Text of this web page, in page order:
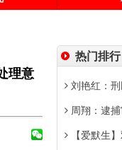
理意
热门排行
刘艳红：
周翔：逮
【爱默生